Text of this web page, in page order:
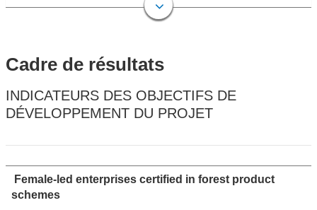
Cadre de résultats
INDICATEURS DES OBJECTIFS DE
DÉVELOPPEMENT DU PROJET
Female-led enterprises certified in forest product
schemes